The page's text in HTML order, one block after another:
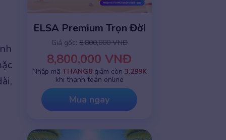
ELSA Premium Trọn Đời
Giá gốc: 8,800,000 VNĐ
8,800,000 VNĐ
Nhập mã THANG8giảm còn 3.299K
khi thanh toán online
Mua ngay